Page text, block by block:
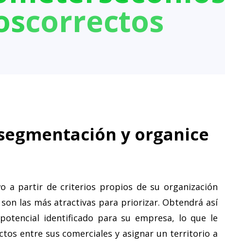
correctos
y organice
a partir de criterios propios de su organización
las más atractivas para priorizar. Obtendrá así
identificado para su empresa, lo que le
entre sus comerciales y asignar un territorio a